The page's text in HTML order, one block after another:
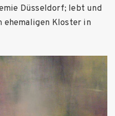
Düsseldorf; lebt und
Kloster in